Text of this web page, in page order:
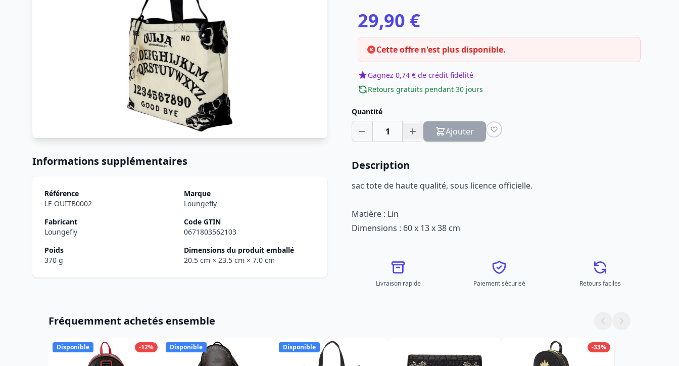
Informations supplémentaires
Référence
LF-OUITB0002
Marque
Loungefly
Fabricant
Loungefly
Code GTIN
0671803562103
Poids
370 g
Dimensions du produit emballé
20.5 cm × 23.5 cm × 7.0 cm
29,90 €
Cette offre n'est plus disponible.
Gagnez 0,74 € de crédit fidélité
Retours gratuits pendant 30 jours
Quantité
1 Ajouter
Description
sac tote de haute qualité, sous licence officielle.
Matière : Lin
Dimensions : 60 x 13 x 38 cm
Livraison rapide Paiement sécurisé Retours faciles
Fréquemment achetés ensemble
-12%
Disponible Disponible Disponible -33%